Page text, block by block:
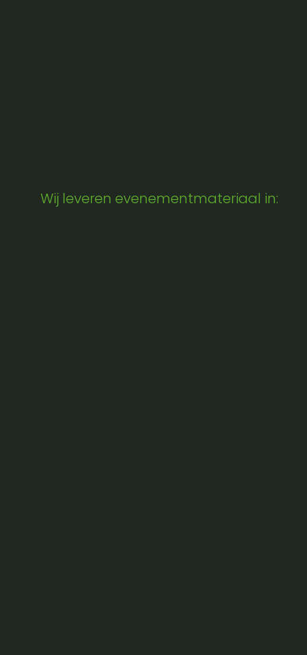
Wij leveren evenementmateriaal in: